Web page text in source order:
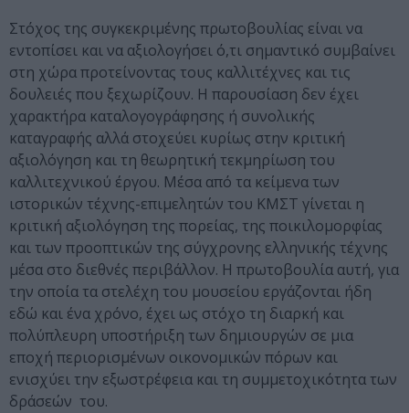
Στόχος της συγκεκριμένης πρωτοβουλίας είναι να
εντοπίσει και να αξιολογήσει ό,τι σημαντικό συμβαίνει
στη χώρα προτείνοντας τους καλλιτέχνες και τις
δουλειές που ξεχωρίζουν. Η παρουσίαση δεν έχει
χαρακτήρα καταλογογράφησης ή συνολικής
καταγραφής αλλά στοχεύει κυρίως στην κριτική
αξιολόγηση και τη θεωρητική τεκμηρίωση του
καλλιτεχνικού έργου. Μέσα από τα κείμενα των
ιστορικών τέχνης-επιμελητών του ΚΜΣΤ γίνεται η
κριτική αξιολόγηση της πορείας, της ποικιλομορφίας
και των προοπτικών της σύγχρονης ελληνικής τέχνης
μέσα στο διεθνές περιβάλλον. Η πρωτοβουλία αυτή, για
την οποία τα στελέχη του μουσείου εργάζονται ήδη
εδώ και ένα χρόνο, έχει ως στόχο τη διαρκή και
πολύπλευρη υποστήριξη των δημιουργών σε μια
εποχή περιορισμένων οικονομικών πόρων και
ενισχύει την εξωστρέφεια και τη συμμετοχικότητα των
δράσεών του.